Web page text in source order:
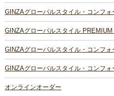
GINZAグローバルスタイル・コンフ
GINZAグローバルスタイル
GINZAグローバルスタイル・コンフ
GINZAグローバルスタイル・コンフ
オンラインオーダー